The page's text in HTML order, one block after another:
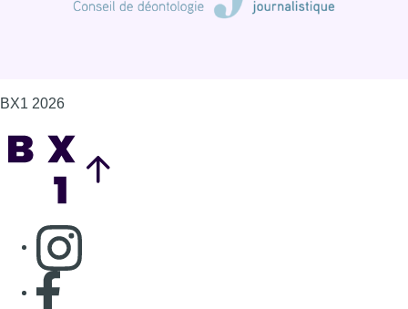
BX1 2026
Consulter page Instagram
Consulter page Facebook